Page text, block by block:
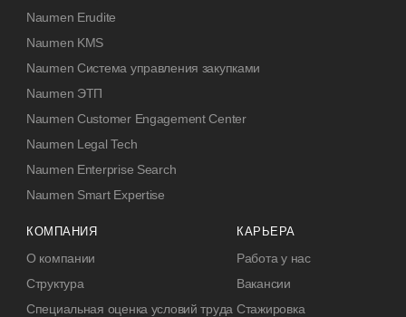
Naumen Erudite
Naumen KMS
Naumen Система управления закупками
Naumen ЭТП
Naumen Customer Engagement Center
Naumen Legal Tech
Naumen Enterprise Search
Naumen Smart Expertise
КОМПАНИЯ
О компании
Структура
Специальная оценка условий труда
КАРЬЕРА
Работа у нас
Вакансии
Стажировка